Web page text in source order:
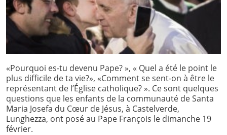
«Pourquoi es-tu devenu Pape? », « Quel a été le point le
plus difficile de ta vie?», «Comment se sent-on à être le
représentant de l’Église catholique? ». Ce sont quelques
questions que les enfants de la communauté de Santa
Maria Josefa du Cœur de Jésus, à Castelverde,
Lunghezza, ont posé au Pape François le dimanche 19
février.